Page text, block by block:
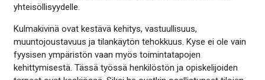
yhteisöllisyydelle.
Kulmakivinä ovat kestävä kehitys, vastuullisuus,
muuntojoustavuus ja tilankäytön tehokkuus. Kyse ei ole vain
fyysisen ympäristön vaan myös toimintatapojen
kehittymisestä. Tässä työssä henkilöstön ja opiskelijoiden